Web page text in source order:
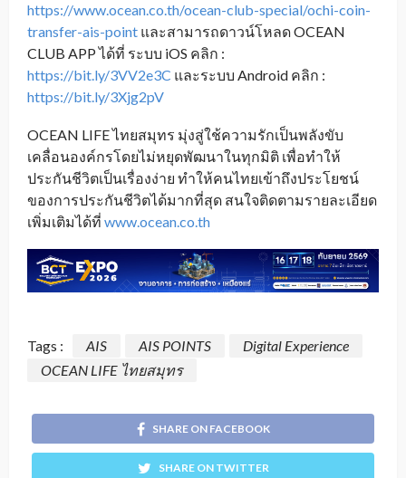
https://www.ocean.co.th/ocean-club-special/ochi-coin-
transfer-ais-point และสามารถดาวน์โหลด OCEAN
CLUB APP ได้ที่ ระบบ iOS คลิก :
https://bit.ly/3VV2e3C และระบบ Android คลิก :
https://bit.ly/3Xjg2pV
OCEAN LIFE ไทยสมุทร มุ่งสู่ใช้ความรักเป็นพลังขับ
เคลื่อนองค์กรโดยไม่หยุดพัฒนาในทุกมิติ เพื่อทำให้
ประกันชีวิตเป็นเรื่องง่าย ทำให้คนไทยเข้าถึงประโยชน์
ของการประกันชีวิตได้มากที่สุด สนใจติดตามรายละเอียด
เพิ่มเติมได้ที่ www.ocean.co.th
Tags : AIS AIS POINTS
Digital Experience
OCEAN LIFE ไทยสมุทร
SHARE ON FACEBOOK
SHARE ON TWITTER